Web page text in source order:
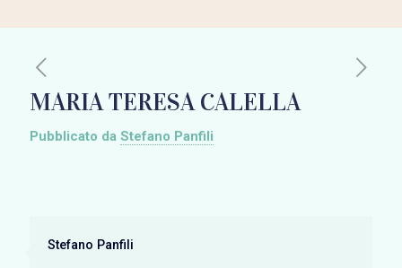
MARIA TERESA CALELLA
Pubblicato da Stefano Panfili
Stefano Panfili